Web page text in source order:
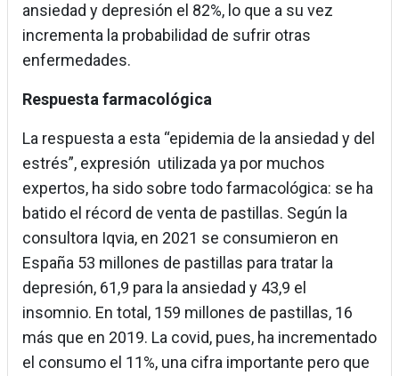
ansiedad y depresión el 82%, lo que a su vez
incrementa la probabilidad de sufrir otras
enfermedades.
Respuesta farmacológica
La respuesta a esta “epidemia de la ansiedad y del
estrés”, expresión utilizada ya por muchos
expertos, ha sido sobre todo farmacológica: se ha
batido el récord de venta de pastillas. Según la
consultora Iqvia, en 2021 se consumieron en
España 53 millones de pastillas para tratar la
depresión, 61,9 para la ansiedad y 43,9 el
insomnio. En total, 159 millones de pastillas, 16
más que en 2019. La covid, pues, ha incrementado
el consumo el 11%, una cifra importante pero que